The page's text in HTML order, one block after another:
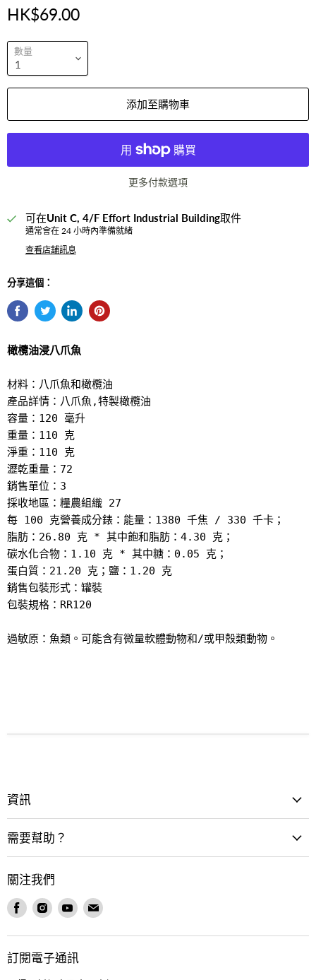
HK$69.00
數量
添加至購物車
更多付款選項
可在Unit C, 4/F Effort Industrial Building取件
通常會在 24 小時內準備就緒
查看店舖訊息
分享這個：
橄欖油浸八爪魚
材料：八爪魚和橄欖油
產品詳情：八爪魚,特製橄欖油
容量：120 毫升
重量：110 克
淨重：110 克
瀝乾重量：72
銷售單位：3
採收地區：糧農組織 27
每 100 克營養成分錶：能量：1380 千焦 / 330 千卡；
脂肪：26.80 克 * 其中飽和脂肪：4.30 克；
碳水化合物：1.10 克 * 其中糖：0.05 克；
蛋白質：21.20 克；鹽：1.20 克
銷售包裝形式：罐裝
包裝規格：RR120
過敏原：魚類。可能含有微量軟體動物和/或甲殼類動物。
資訊
需要幫助？
關注我們
在
Facebook
找
到
我
在
Instagram
找
到
我
在
Youtube
找
到
我
在
郵
訂閱電子通訊